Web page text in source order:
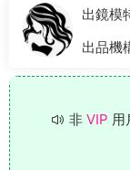
出鏡模
出品機
非 VIP 用